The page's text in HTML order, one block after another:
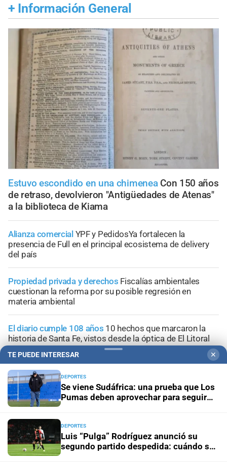
+ Información General
Estuvo escondido en una chimenea Con 150 años
de retraso, devolvieron "Antigüedades de Atenas"
a la biblioteca de Kiama
Alianza comercial YPF y PedidosYa fortalecen la
presencia de Full en el principal ecosistema de delivery
del país
Propiedad privada y derechos Fiscalías ambientales
cuestionan la reforma por su posible regresión en
materia ambiental
El diario cumple 108 años 10 hechos que marcaron la
historia de Santa Fe, vistos desde la óptica de El Litoral
Trabajo, fe y esperanza¿Qué se le pide a San Cayetano?
La celebración del 7 de agosto que vuelve a reunir a miles
de fieles
TE PUEDE INTERESAR ✕
DEPORTES
Se viene Sudáfrica: una prueba que Los
Pumas deben aprovechar para seguir
DEPORTES
Luis “Pulga” Rodríguez anunció su
segundo partido despedida: cuándo se